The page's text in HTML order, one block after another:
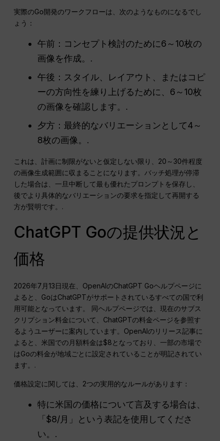
実際のGo開発のワークフローは、次のようなものになるでし
ょう：
午前：コンセプト検討のために6～10枚の
画像を作成。.
午後：スタイル、レイアウト、またはコピ
ーの方向性を練り上げるために、6～10枚
の画像を確認します。.
夕方：最終的なバリエーションとして4～
8枚の画像。.
これは、計画に制限がないと仮定しない限り、20～30件程度
の画像生成範囲に収まることになります。バッチ処理が停滞
した場合は、一旦中断して最も優れたプロンプトを保存し、
後でより具体的なバリエーションの要求を指定して再開する
方が賢明です。.
ChatGPT Goの提供状況と
価格
2026年7月13日現在、OpenAIのChatGPT Goヘルプページに
よると、GoはChatGPTがサポートされているすべての国で利
用可能となっています。 同ヘルプページでは、現在のサブス
クリプション料金について、ChatGPTの料金ページを参照す
るようユーザーに案内しています。OpenAIのリリース記事に
よると、米国での月額料金は$8となっており、一部の市場で
はGoの料金が地域ごとに設定されていることが明記されてい
ます。.
価格設定に関しては、2つの実用的なルールがあります：
特に米国の価格について言及する場合は、
「$8/月」という表記を使用してくださ
い。.